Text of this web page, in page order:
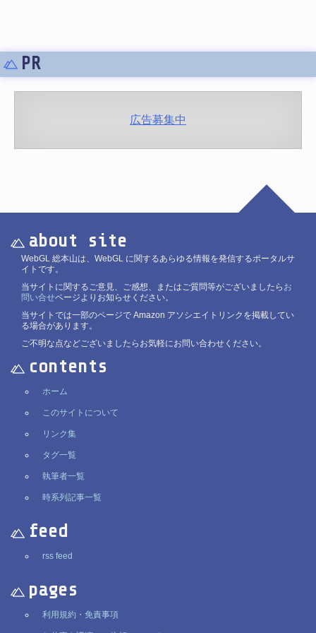
PR
広告募集中
about site
WebGL 総本山は、WebGL に関するあらゆる情報を発信するポータルサ
イトです。
当サイトに関するご意見、ご感想、またはご質問等がございましたら お
問い合せページよりお知らせください。
当サイトでは一部のページで Amazon アソシエイトリンクを掲載してい
る場合があります。
ご不明な点などございましたらお気軽にお問い合わせください。
contents
ホーム
このサイトについて
リンク集
タグ一覧
執筆者一覧
時系列記事一覧
feed
rss feed
pages
利用規約・免責事項